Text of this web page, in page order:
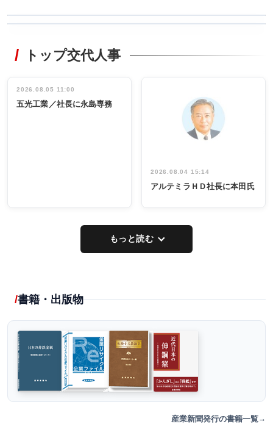
非鉄業界で
インタビュ
ー／社内ア
タックトレー
祝う 業界関
係者ら220人
出席
トップ交代人事
2026.08.05 11:00
五光工業／社長に永島専務
2026.08.04 15:14
アルテミラＨＤ社長に本田氏
もっと読む
書籍・出版物
産業新聞発行の書籍一覧